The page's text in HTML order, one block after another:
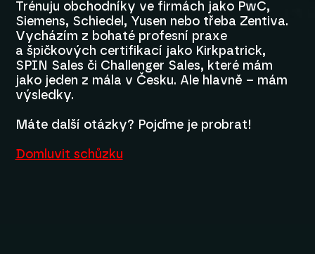
Trénuju obchodníky ve firmách jako PwC,
Siemens, Schiedel, Yusen nebo třeba Zentiva.
Vycházím z bohaté profesní praxe
a špičkových certifikací jako Kirkpatrick,
SPIN Sales či Challenger Sales, které mám
jako jeden z mála v Česku. Ale hlavně – mám
výsledky.
Máte další otázky? Pojďme je probrat!
Domluvit schůzku